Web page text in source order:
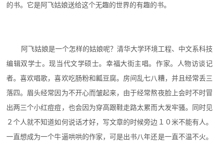
的书。它是阿飞姑娘送给这个无趣的世界的有趣的书。
阿飞姑娘是一个怎样的姑娘呢？清华大学环境工程、中文系科技
编辑双学士。现当代文学硕士。幸福大街主唱。作家。人物访谈记
者。喜欢唱歌，喜欢吃肠粉和瓤豆腐。房间乱七八糟，并且经常丢三
落四。眉头经常因为不开心而皱起来，由于经常熬夜脸上会时不时冒
出两三个小红痘痘，也会因为穿高跟鞋走路太累而大发牢骚。同时见
２个人就不知道如何说话才好，写文章的时候旁边１０米不能有人。
一直想成为一个牛逼哄哄的作家，可是出书八年还是一直不温不火。